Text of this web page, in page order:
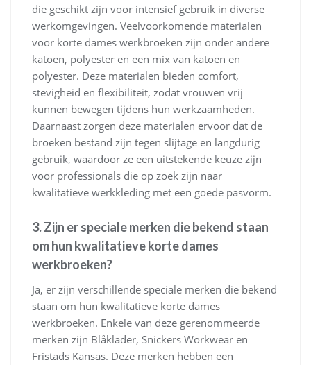
die geschikt zijn voor intensief gebruik in diverse
werkomgevingen. Veelvoorkomende materialen
voor korte dames werkbroeken zijn onder andere
katoen, polyester en een mix van katoen en
polyester. Deze materialen bieden comfort,
stevigheid en flexibiliteit, zodat vrouwen vrij
kunnen bewegen tijdens hun werkzaamheden.
Daarnaast zorgen deze materialen ervoor dat de
broeken bestand zijn tegen slijtage en langdurig
gebruik, waardoor ze een uitstekende keuze zijn
voor professionals die op zoek zijn naar
kwalitatieve werkkleding met een goede pasvorm.
3. Zijn er speciale merken die bekend staan
om hun kwalitatieve korte dames
werkbroeken?
Ja, er zijn verschillende speciale merken die bekend
staan om hun kwalitatieve korte dames
werkbroeken. Enkele van deze gerenommeerde
merken zijn Blåkläder, Snickers Workwear en
Fristads Kansas. Deze merken hebben een